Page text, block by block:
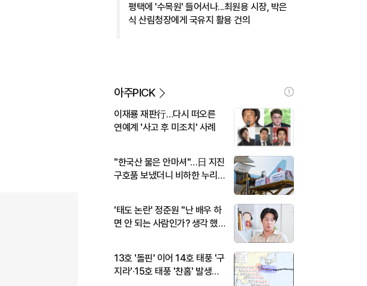
평택에 '수목원' 들어서나...최원용 시장, 박은
식 산림청장에게 국유지 활용 건의
아주PICK
이재룡 재판行…다시 떠오른
연예계 '사고 후 미조치' 사례
"한국산 물은 안마셔"…日 지진
구호품 보냈더니 비하한 누리
'태도 논란' 정준원 "난 배우 하
면 안 되는 사람인가? 생각 했
13호 '돌핀' 이어 14호 태풍 '구
지라'·15호 태풍 '찬홈' 발생…